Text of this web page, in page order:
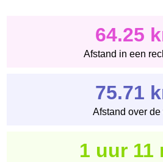
64.25
Afstand in een
75.71
Afstand over de
1 uur 11